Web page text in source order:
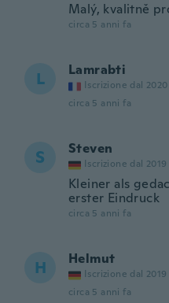
Malý, kvalitně
circa 5 anni fa
L Lamrabti
Iscrizione dal 2020
circa 5 anni fa
S Steven
Iscrizione dal 2019
Kleiner als
erster Eindruck
circa 5 anni fa
H Helmut
Iscrizione dal 2019
circa 5 anni fa